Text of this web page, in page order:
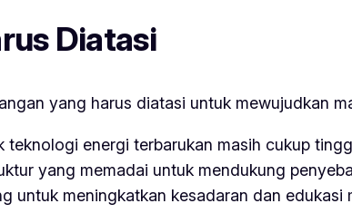
Diatasi
yang harus diatasi untuk mewujudkan
teknologi energi terbarukan masih cukup
yang memadai untuk mendukung
untuk meningkatkan kesadaran dan